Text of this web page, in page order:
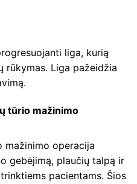
liga, kurią
rūkymas. Liga pažeidžia
tūrio mažinimo
mažinimo operacija
gebėjimą, plaučių talpą ir
pacientams. Šios